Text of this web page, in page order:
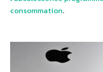
consommation.